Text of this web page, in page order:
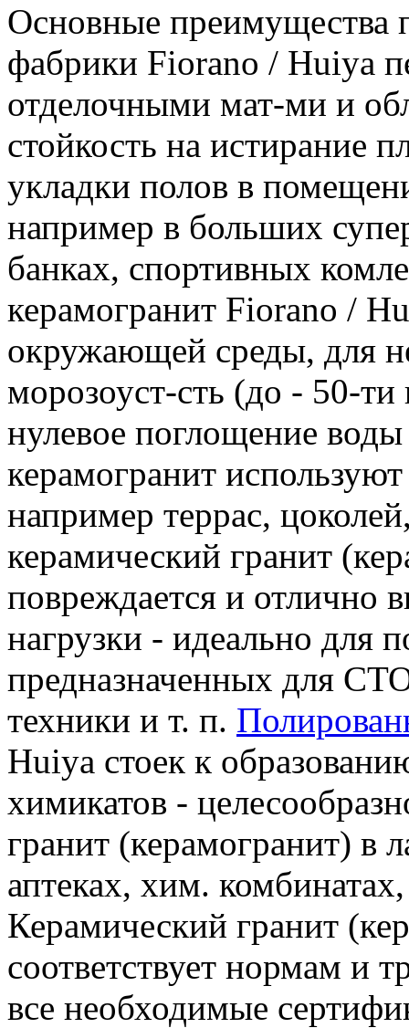
Основные преимущества
фабрики Fiorano / Huiya
отделочными мат-ми и
стойкость на истирание
укладки полов в
например в больших
банках, спортивных
керамогранит Fiorano /
окружающей среды, для
морозоуст-сть (до - 50-
нулевое поглощение
керамогранит
например террас,
керамический гранит
повреждается и отлично
нагрузки - идеально для
предназначенных для
техники и т. п.
Huiya стоек к
химикатов -
гранит (керамогранит) в
аптеках, хим.
Керамический гранит
соответствует нормам и
все необходимые